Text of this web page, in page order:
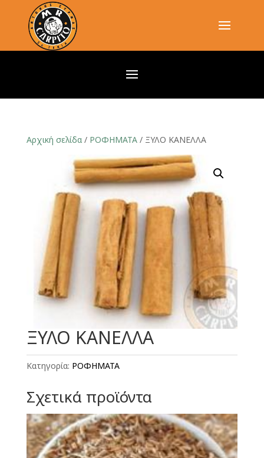
Αρχική σελίδα/ ΡΟΦΗΜΑΤΑ/ ΞΥΛΟ ΚΑΝΕΛΛΑ
ΞΥΛΟ ΚΑΝΕΛΛΑ
Κατηγορία: ΡΟΦΗΜΑΤΑ
Σχετικά προϊόντα